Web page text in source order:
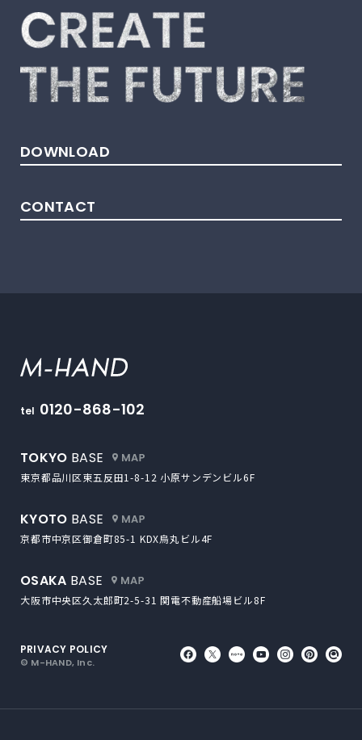
DOWNLOAD
CONTACT
tel 0120-868-102
TOKYO BASE 外部サイトにリンクします
東京都品川区東五反田1-8-12 小原サンデンビル6F
KYOTO BASE 外部サイトにリンクします
京都市中京区御倉町85-1 KDX烏丸ビル4F
OSAKA BASE 外部サイトにリンクします
大阪市中央区久太郎町2-5-31関電不動産船場ビル8F
外部サイトにリンクします
外部サイトにリンクしま
外部サイトにリンク
外部サイトにリ
外部サイト
外部サ
外
PRIVACY POLICY
© M-HAND, Inc.